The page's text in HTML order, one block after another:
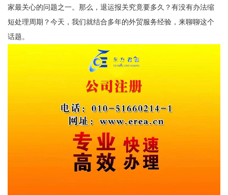
家最关心的问题之一。那么，退运报关究竟要多久？有没有办法缩
短处理周期？今天，我们就结合多年的外贸服务经验，来聊聊这个
话题。